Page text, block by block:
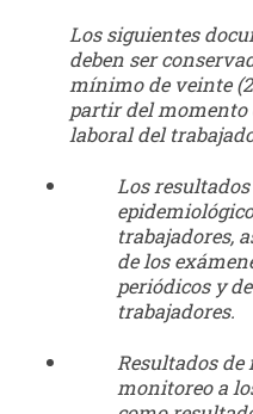
Los siguientes
deben ser
mínimo de veinte
partir del momento
laboral del
Los
trabajadores,
de los
periódicos y
trabajadores.
Resultados
monitoreo a